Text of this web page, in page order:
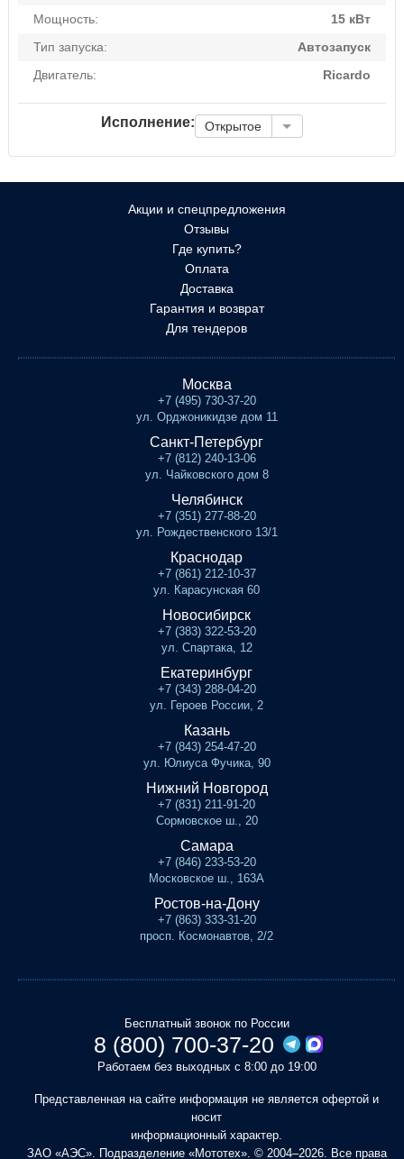
Мощность:
15 кВт
Тип запуска:
Автозапуск
Двигатель:
Ricardo
Исполнение: Открытое
Акции и спецпредложения
Отзывы
Где купить?
Оплата
Доставка
Гарантия и возврат
Для тендеров
Москва
+7 (495) 730-37-20
ул. Орджоникидзе дом 11
Санкт-Петербург
+7 (812) 240-13-06
ул. Чайковского дом 8
Челябинск
+7 (351) 277-88-20
ул. Рождественского 13/1
Краснодар
+7 (861) 212-10-37
ул. Карасунская 60
Новосибирск
+7 (383) 322-53-20
ул. Спартака, 12
Екатеринбург
+7 (343) 288-04-20
ул. Героев России, 2
Казань
+7 (843) 254-47-20
ул. Юлиуса Фучика, 90
Нижний Новгород
+7 (831) 211-91-20
Сормовское ш., 20
Самара
+7 (846) 233-53-20
Московское ш., 163А
Ростов-на-Дону
+7 (863) 333-31-20
просп. Космонавтов, 2/2
Бесплатный звонок по России
8 (800) 700-37-20
Работаем без выходных с 8:00 до 19:00
Представленная на сайте информация не является офертой и
носит
информационный характер.
ЗАО «АЭС». Подразделение «Мототех». © 2004–2026. Все права